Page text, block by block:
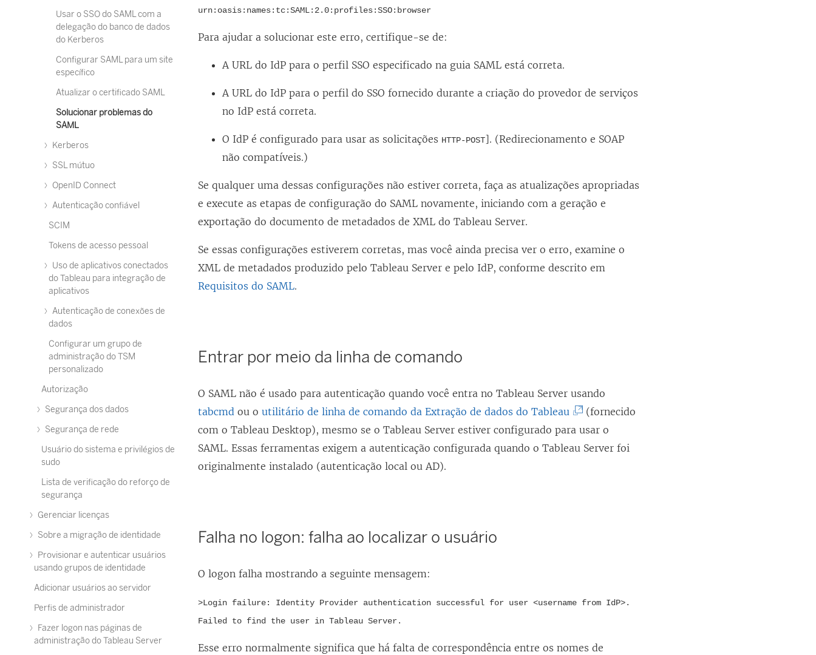
Usar o SSO do SAML com a
delegação do banco de dados
do Kerberos
Configurar SAML para um site
específico
Atualizar o certificado SAML
Solucionar problemas do
SAML
Kerberos
SSL mútuo
OpenID Connect
Autenticação confiável
SCIM
Tokens de acesso pessoal
Uso de aplicativos conectados
do Tableau para integração de
aplicativos
Autenticação de conexões de
dados
Configurar um grupo de
administração do TSM
personalizado
Autorização
Segurança dos dados
Segurança de rede
Usuário do sistema e privilégios de
sudo
Lista de verificação do reforço de
segurança
Gerenciar licenças
Sobre a migração de identidade
Provisionar e autenticar usuários
usando grupos de identidade
Adicionar usuários ao servidor
Perfis de administrador
Fazer logon nas páginas de
administração do Tableau Server
urn:oasis:names:tc:SAML:2.0:profiles:SSO:browser
Para ajudar a solucionar este erro, certifique-se de:
A URL do IdP para o perfil SSO especificado na guia SAML está correta.
A URL do IdP para o perfil do SSO fornecido durante a criação do provedor de serviços
no IdP está correta.
O IdP é configurado para usar as solicitações HTTP-POST]. (Redirecionamento e SOAP
não compatíveis.)
Se qualquer uma dessas configurações não estiver correta, faça as atualizações apropriadas
e execute as etapas de configuração do SAML novamente, iniciando com a geração e
exportação do documento de metadados de XML do Tableau Server.
Se essas configurações estiverem corretas, mas você ainda precisa ver o erro, examine o
XML de metadados produzido pelo Tableau Server e pelo IdP, conforme descrito em
Requisitos do SAML.
Entrar por meio da linha de comando
O SAML não é usado para autenticação quando você entra no Tableau Server usando
tabcmd ou outilitário de linha de comando da Extração de dados do Tableau (
O
l
o
(fornecido
com o Tableau Desktop), mesmo se o Tableau Server estiver configurado para usar o
SAML. Essas ferramentas exigem a autenticação configurada quando o Tableau Server foi
originalmente instalado (autenticação local ou AD).
Falha no logon: falha ao localizar o usuário
O logon falha mostrando a seguinte mensagem:
>Login failure: Identity Provider authentication successful for user <username from IdP>.
Failed to find the user in Tableau Server.
Esse erro normalmente significa que há falta de correspondência entre os nomes de